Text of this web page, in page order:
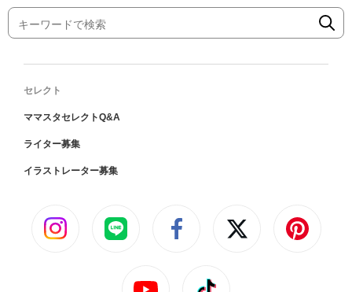
セレクト
ママスタセレクトQ&A
ライター募集
イラストレーター募集